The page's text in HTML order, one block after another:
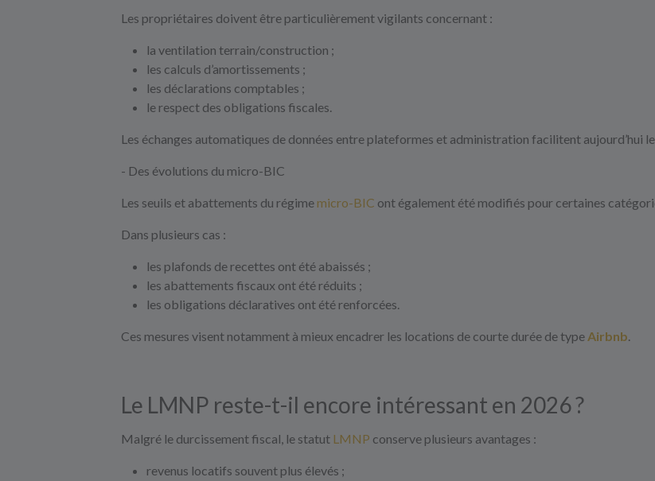
Les propriétaires doivent être particulièrement vigilants concernant :
la ventilation terrain/construction ;
les calculs d’amortissements ;
les déclarations comptables ;
le respect des obligations fiscales.
Les échanges automatiques de données entre plateformes et administration facilitent aujourd’hui
- Des évolutions du micro-BIC
Les seuils et abattements du régime micro-BIC ont également été modifiés pour certaines
Dans plusieurs cas :
les plafonds de recettes ont été abaissés ;
les abattements fiscaux ont été réduits ;
les obligations déclaratives ont été renforcées.
Ces mesures visent notamment à mieux encadrer les locations de courte durée de typeAirbnb.
Le LMNP reste-t-il encore intéressant en 2026 ?
Malgré le durcissement fiscal, le statut LMNP conserve plusieurs avantages :
revenus locatifs souvent plus élevés ;